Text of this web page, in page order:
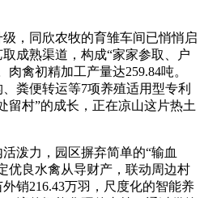
同欣农牧的育雏车间已悄悄启
成熟渠道，构成“家家参取、户
肉禽初精加工产量达259.84吨。
粪便转运等7项养殖适用型专利
留村”的成长，正在凉山这片热土
力，园区摒弃简单的“输血
优良水禽从导财产，联动周边村
销216.43万羽，尺度化的智能养